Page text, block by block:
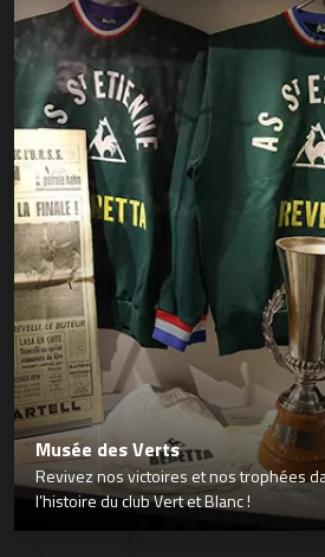
Musée des Verts
Revivez nos victoires et nos trophées
l’histoire du club Vert et Blanc !